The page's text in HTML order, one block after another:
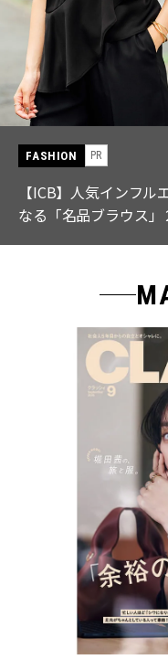
FASHION PR
【ICB】人気インフ
なる「名品ブラウス」